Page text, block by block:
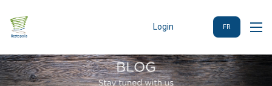
Login FR